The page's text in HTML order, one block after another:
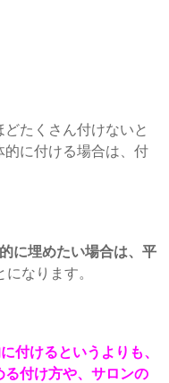
たくさん付けないと
的に付ける場合は、付
に埋めたい場合は、平
なります。
付けるというよりも、
付け方や、サロンの